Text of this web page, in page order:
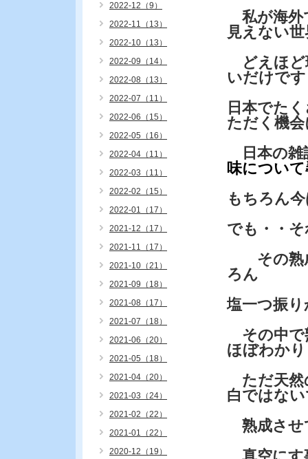
私が海外
見えない
どえほど
いだけです
日本でた
ただく機
日本の雑
味につい
もちろん
でも・・
その熟
ろん
塩一つ振
その中で
ほぼわか
ただ天然
白ではな
熟成させ
2022-12（9）
2022-11（13）
2022-10（13）
2022-09（14）
2022-08（13）
2022-07（11）
2022-06（15）
2022-05（16）
2022-04（11）
2022-03（11）
2022-02（15）
2022-01（17）
2021-12（17）
2021-11（17）
2021-10（21）
2021-09（18）
2021-08（17）
2021-07（18）
2021-06（20）
2021-05（18）
2021-04（20）
2021-03（24）
2021-02（22）
2021-01（22）
2020-12（19）